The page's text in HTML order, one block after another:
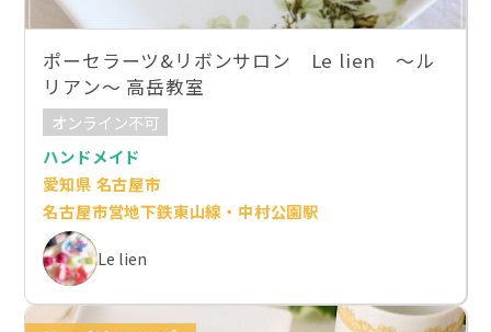
ポーセラーツ&リボンサロン Le lien ～ル
リアン～ 高岳教室
オンライン不可
ハンドメイド
愛知県 名古屋市
名古屋市営地下鉄東山線・中村公園駅
Le lien